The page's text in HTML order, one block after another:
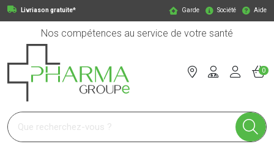
Livriason gratuite* Garde Société Aide
Nos compétences au service de votre santé
Pharmagroupe Votre pharmacie en ligne à votre service
0